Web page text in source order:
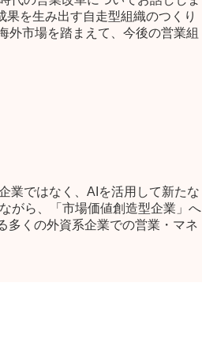
を生み出す自走型組織のつくり
外市場を踏まえて、今後の営業組
業ではなく、AIを活用して新たな
がら、「市場価値創造型企業」へ
多くの外資系企業での営業・マネ